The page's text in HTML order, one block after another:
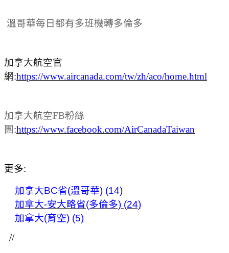
溫哥華每日都有多班機轉多倫多
加拿大航空官
網:https://www.aircanada.com/tw/zh/aco/home.html
加拿大航空FB粉絲
團 :https://www.facebook.com/AirCanadaTaiwan
更多:
加拿大BC省(溫哥華) (14)
加拿大-安大略省(多倫多) (24)
加拿大(育空) (5)
//